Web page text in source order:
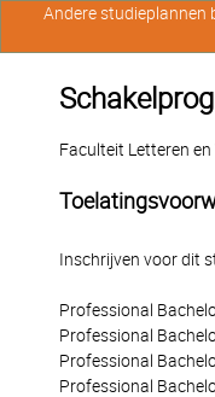
Faculteit Letteren
Inschrijven voor dit
Professional
Professional
Professional
Professional
Andere studieplannen